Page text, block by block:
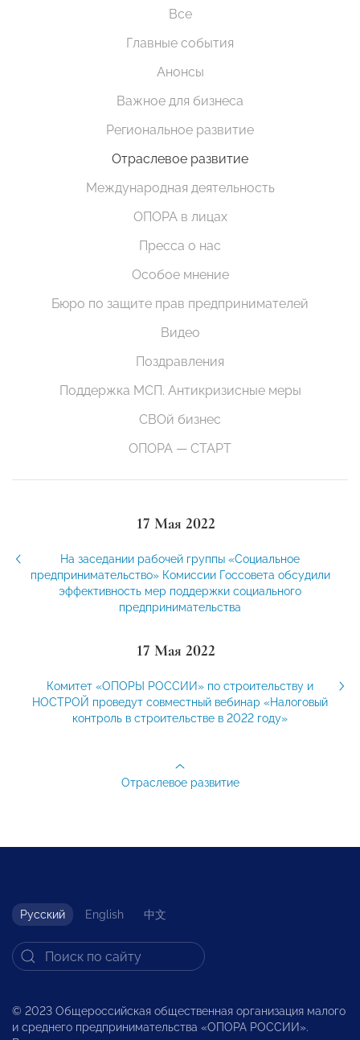
Все
Главные события
Анонсы
Важное для бизнеса
Региональное развитие
Отраслевое развитие
Международная деятельность
ОПОРА в лицах
Пресса о нас
Особое мнение
Бюро по защите прав предпринимателей
Видео
Поздравления
Поддержка МСП. Антикризисные меры
СВОй бизнес
ОПОРА — СТАРТ
17 Мая 2022
На заседании рабочей группы «Социальное
предпринимательство» Комиссии Госсовета обсудили
эффективность мер поддержки социального
предпринимательства
17 Мая 2022
Комитет «ОПОРЫ РОССИИ» по строительству и
НОСТРОЙ проведут совместный вебинар «Налоговый
контроль в строительстве в 2022 году»
Отраслевое развитие
Русский English 中文
© 2023 Общероссийская общественная организация малого
и среднего предпринимательства «ОПОРА РОССИИ».